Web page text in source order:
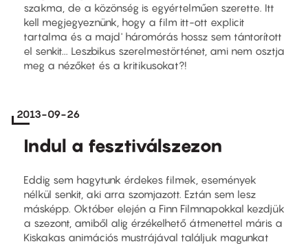
szakma, de a közönség is egyértelműen szerette. Itt
kell megjegyeznünk, hogy a film itt-ott explicit
tartalma és a majd' háromórás hossz sem tántorított
el senkit... Leszbikus szerelmestörténet, ami nem osztja
meg a nézőket és a kritikusokat?!
2013-09-26
Indul a fesztiválszezon
Eddig sem hagytunk érdekes filmek, események
nélkül senkit, aki arra szomjazott. Eztán sem lesz
másképp. Október elején a Finn Filmnapokkal kezdjük
a szezont, amiből alig érzékelhető átmenettel máris a
Kiskakas animációs mustrájával találjuk magunkat